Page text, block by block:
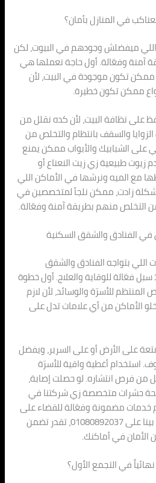
في المنازل بأمان؟
اللي ميفضلش وجودهم في البيوت، لكن
آمنة وفعّالة. أول حاجة نعملها هي
ممكن تكون موجودة في البيت، لأن
ممكن تكون خطيرة.
على نظافة البيت، لأن كده نقلل من
والسقف بانتظام والتخلص من
الشبابيك والأبواب ممكن يمنع
طبيعية زي زيت النعناع أو
مع الميه ونرشها في الأماكن اللي
زادت، ممكن نلجأ لمتخصصين في
التخلص منهم بطريقة آمنة وفعّالة.
في الفنادق والشقق السكنية
اللي بتواجه الفنادق والشقق
سبل فعّالة للوقاية والعلاج. أول خطوة
للأسرّة والوسائد، لأن لازم
خلو الأماكن من أي علامات تدل على
على الأرض أو على السرير، ويفضل
استخدام أغطية واقية للأسرّة
من فرص انتشاره. لو حصلت إصابة،
حشرات متخصصة زي شركتنا في
خدمات مضمونة وفعّالة للقضاء على
البق بشكل نهائي. لما تتصل بينا على 01080892037، تقدر تضمن
الأمان في أماكنك.
في التجمع الأول؟